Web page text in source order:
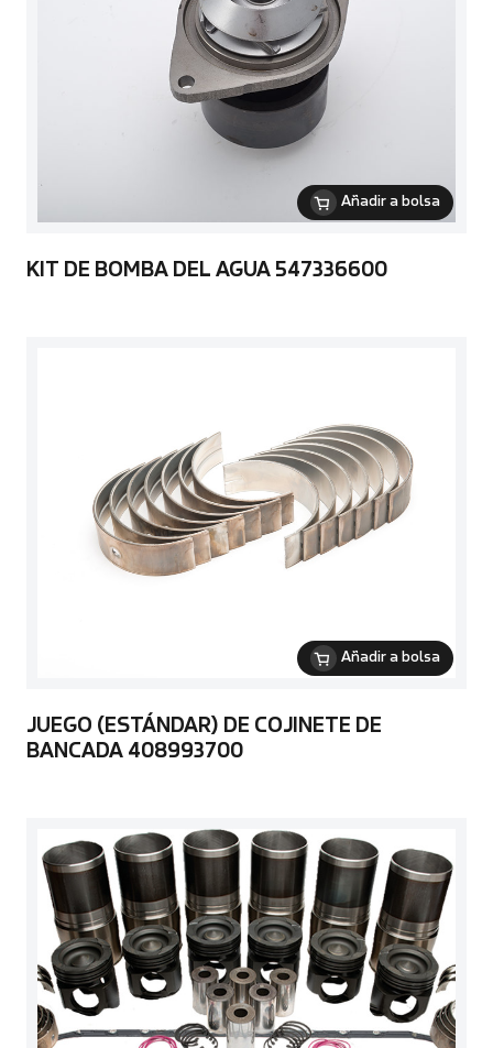
Añadir a bolsa
KIT DE BOMBA DEL AGUA 547336600
Añadir a bolsa
JUEGO (ESTÁNDAR) DE COJINETE DE
BANCADA 408993700